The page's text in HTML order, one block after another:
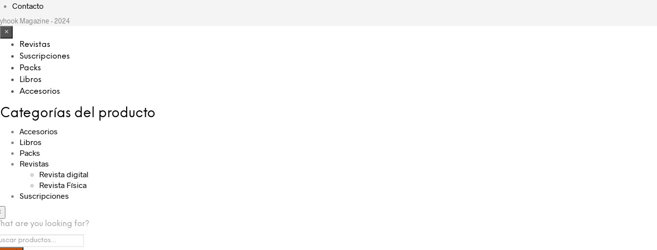
Contacto
Magazine - 2024
×
Revistas
Suscripciones
Packs
Libros
Accesorios
Categorías del producto
Accesorios
Libros
Packs
Revistas
Revista digital
Revista Física
Suscripciones
are you looking for?